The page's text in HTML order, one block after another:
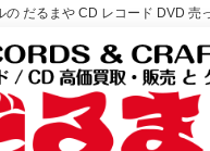
だるまや CD レコード DVD